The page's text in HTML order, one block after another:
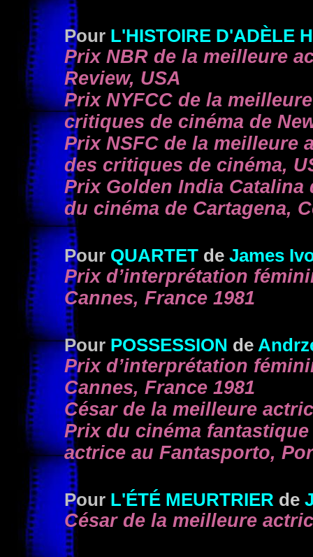
Pour L'HISTOIRE D'ADÈLE H
Prix NBR de la meilleure
Review, USA
Prix NYFCC de la
critiques de cinéma de
Prix NSFC de la meilleure
des critiques de cinéma,
Prix Golden India
du cinéma de Cartagena,
Pour QUARTET de James
Prix d’interprétation
Cannes, France 1981
Pour POSSESSION de
Prix d’interprétation
Cannes, France 1981
César de la meilleure
Prix du cinéma
actrice au Fantasporto,
Pour L'ÉTÉ MEURTRIER de
César de la meilleure